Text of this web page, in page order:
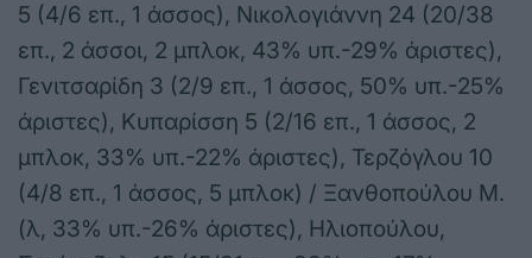
5 (4/6 επ., 1 άσσος), Νικολογιάννη 24 (20/38
επ., 2 άσσοι, 2 μπλοκ, 43% υπ.-29% άριστες),
Γενιτσαρίδη 3 (2/9 επ., 1 άσσος, 50% υπ.-25%
άριστες), Κυπαρίσση 5 (2/16 επ., 1 άσσος, 2
μπλοκ, 33% υπ.-22% άριστες), Τερζόγλου 10
(4/8 επ., 1 άσσος, 5 μπλοκ) / Ξανθοπούλου Μ.
(λ, 33% υπ.-26% άριστες), Ηλιοπούλου,